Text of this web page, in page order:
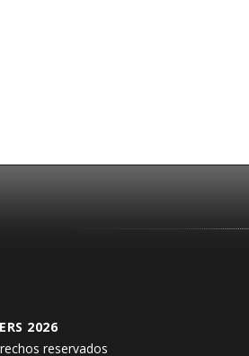
2026
reservados